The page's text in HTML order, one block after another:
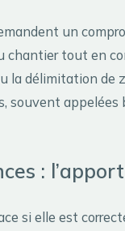
un
chantier tout en
la délimitation de
souvent
:
si elle est